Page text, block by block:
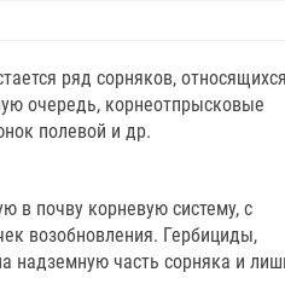
ряд сорняков,
очередь, корнеотпрысковые
полевой и др.
почву корневую систему, с
возобновления. Гербициды,
надземную часть сорняка и